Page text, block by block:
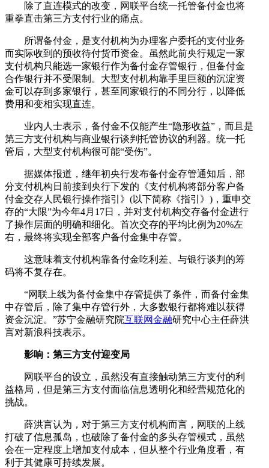
除了直连模式的改变，网联平台统一托管备付金也将
重拳直击第三方支付行业的痛点。
所谓备付金，是支付机构为办理客户委托的支付业务
而实际收到的预收待付货币资金。虽然此前央行规定一家
支付机构只能选一家银行作为备付金存管银行，但备付金
合作银行并不受限制。大型支付机构靠手里巨额的沉淀资
金可以存到多家银行，甚至同家银行的不同分行，以降低
费用和变相实现直连。
业内人士表示，备付金不仅能产生“隐形收益”，而且是
第三方支付机构与商业银行谈判托管协议的利器。统一托
管后，大型支付机构很可能“受伤”。
据媒体报道，继年初央行发布备付金存管通知后，部
分支付机构日前接到央行下发的《支付机构将部分客户备
付金交存人民银行操作指引》(以下简称《指引》)，重申交
存的“大限”为今年4月17日，并对支付机构交存备付金进行
了操作层面的明确和细化。首次交存的平均比例为20%左
右，最终将实现全部客户备付金集中存管。
这意味着支付机构靠备付金吃利差、与银行谈判的筹
码将不复存在。
“网联上线为备付金集中存管提供了条件，而备付金集
中存管后，除了集中存管行外，大多数银行都将难以获得
资金沉淀。”苏宁金融研究院互联网金融研究中心主任薛洪
言对新浪科技表示。
影响：第三方支付迎变局
网联平台的设立，虽然没有直接触动第三方支付的利
益格局，但是第三方支付面临信息透明化和经营规范化的
挑战。
薛洪言认为，对于第三方支付机构而言，网联的上线
打破了信息孤岛，也破除了备付金的多头存管模式，虽然
会在一定程度上增加支付成本，但从整个行业角度看，有
利于其健康可持续发展。